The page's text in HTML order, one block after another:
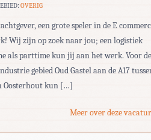
OVERIG
een grote speler in de E
Wij zijn op zoek naar jou; een logistiek
als parttime kun jij aan het werk. Voor de
gebied Oud Gastel aan de A17
Oosterhout kun […]
Meer over deze